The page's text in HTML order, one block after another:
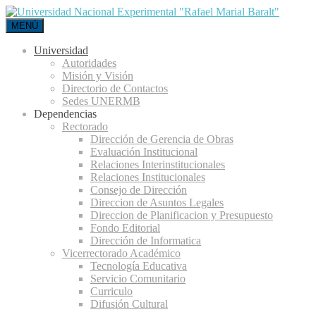
MENÚ
Universidad
Autoridades
Misión y Visión
Directorio de Contactos
Sedes UNERMB
Dependencias
Rectorado
Dirección de Gerencia de Obras
Evaluación Institucional
Relaciones Interinstitucionales
Relaciones Institucionales
Consejo de Dirección
Direccion de Asuntos Legales
Direccion de Planificacion y Presupuesto
Fondo Editorial
Dirección de Informatica
Vicerrectorado Académico
Tecnología Educativa
Servicio Comunitario
Curriculo
Difusión Cultural